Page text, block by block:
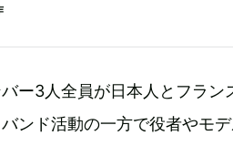
バー3人全員が日本人とフラ
ンド活動の一方で役者やモ